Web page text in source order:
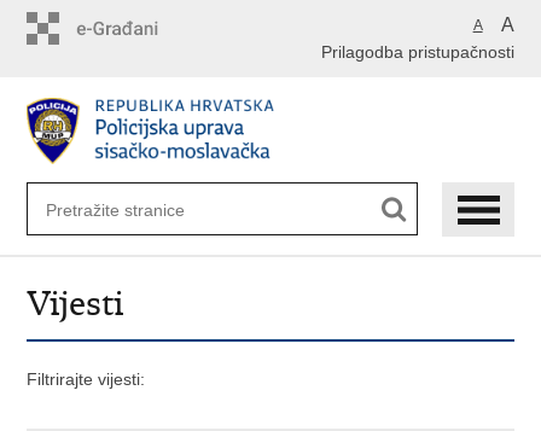
A A
Prilagodba pristupačnosti
Vijesti
Filtrirajte vijesti: